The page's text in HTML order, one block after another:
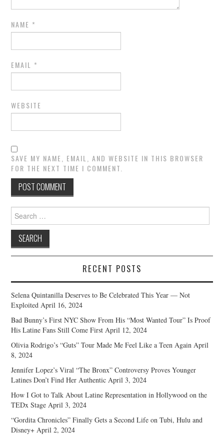
NAME *
EMAIL *
WEBSITE
SAVE MY NAME, EMAIL, AND WEBSITE IN THIS BROWSER
FOR THE NEXT TIME I COMMENT.
for:
RECENT POSTS
Selena Quintanilla Deserves to Be Celebrated This Year — Not
Exploited April 16, 2024
Bad Bunny’s First NYC Show From His “Most Wanted Tour” Is Proof
His Latine Fans Still Come First April 12, 2024
Olivia Rodrigo’s “Guts” Tour Made Me Feel Like a Teen Again April
8, 2024
Jennifer Lopez’s Viral “The Bronx” Controversy Proves Younger
Latines Don’t Find Her Authentic April 3, 2024
How I Got to Talk About Latine Representation in Hollywood on the
TEDx Stage April 3, 2024
“Gordita Chronicles” Finally Gets a Second Life on Tubi, Hulu and
Disney+ April 2, 2024